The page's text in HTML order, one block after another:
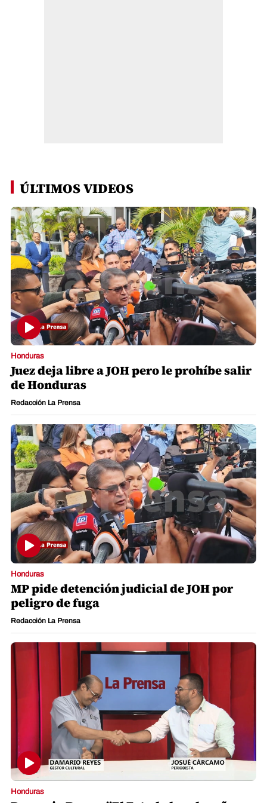
ÚLTIMOS VIDEOS
Honduras
Juez deja libre a JOH pero le prohíbe salir
de Honduras
Redacción La Prensa
Honduras
MP pide detención judicial de JOH por
peligro de fuga
Redacción La Prensa
Honduras